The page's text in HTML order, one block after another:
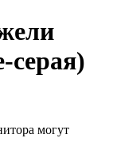
серая)
могут